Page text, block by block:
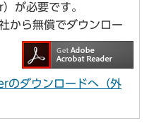
が必要です。
から無償でダウンロー
ダウンロードへ（外